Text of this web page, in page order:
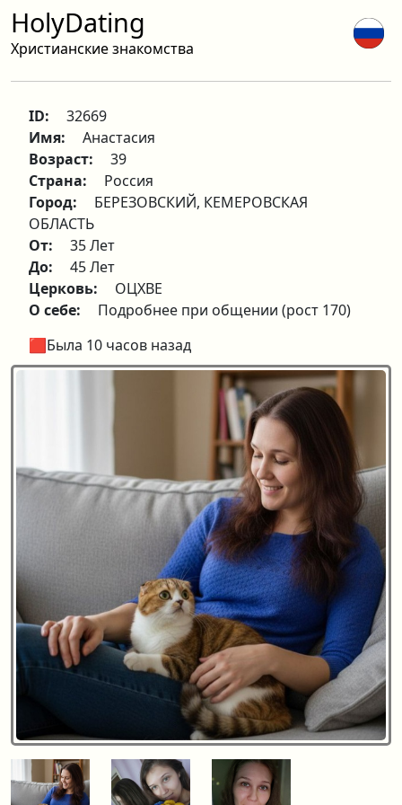
HolyDating
Христианские знакомства
ID:
32669
Имя:
Анастасия
Возраст:
39
Страна:
Россия
Город:
БЕРЕЗОВСКИЙ, КЕМЕРОВСКАЯ
ОБЛАСТЬ
От:
35 Лет
До:
45 Лет
Церковь:
ОЦХВЕ
О себе:
Подробнее при общении (рост 170)
🟥Была 10 часов назад